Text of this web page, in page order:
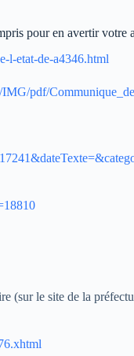
pour en avertir votre
l-etat-de-a4346.html
pdf/
(sur le site de la